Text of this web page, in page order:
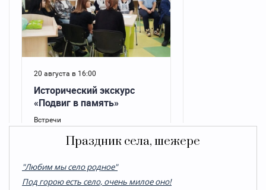
Праздник села, шежере
"Любим мы село родное"
Под горою есть село, очень милое оно!